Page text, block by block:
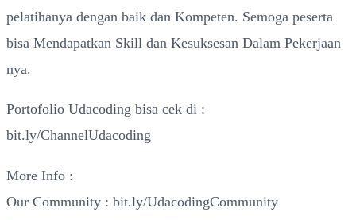
pelatihanya dengan baik dan Kompeten. Semoga peserta
bisa Mendapatkan Skill dan Kesuksesan Dalam Pekerjaan
nya.
Portofolio Udacoding bisa cek di :
bit.ly/ChannelUdacoding
More Info :
Our Community : bit.ly/UdacodingCommunity